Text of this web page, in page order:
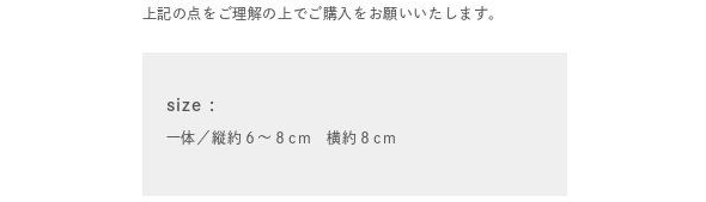
上記の点をご理解の上でご購入をお願いいたします。
size
一体／縦約６～８cm 横約８cm